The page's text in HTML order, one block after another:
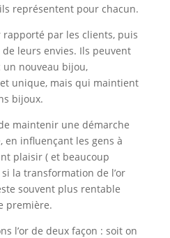
représentent pour chacun.
rapporté par les clients, puis
leurs envies. Ils peuvent
un nouveau bijou,
unique, mais qui maintient
bijoux.
maintenir une démarche
en influençant les gens à
plaisir ( et beaucoup
la transformation de l’or
souvent plus rentable
première.
l’or de deux façon : soit on